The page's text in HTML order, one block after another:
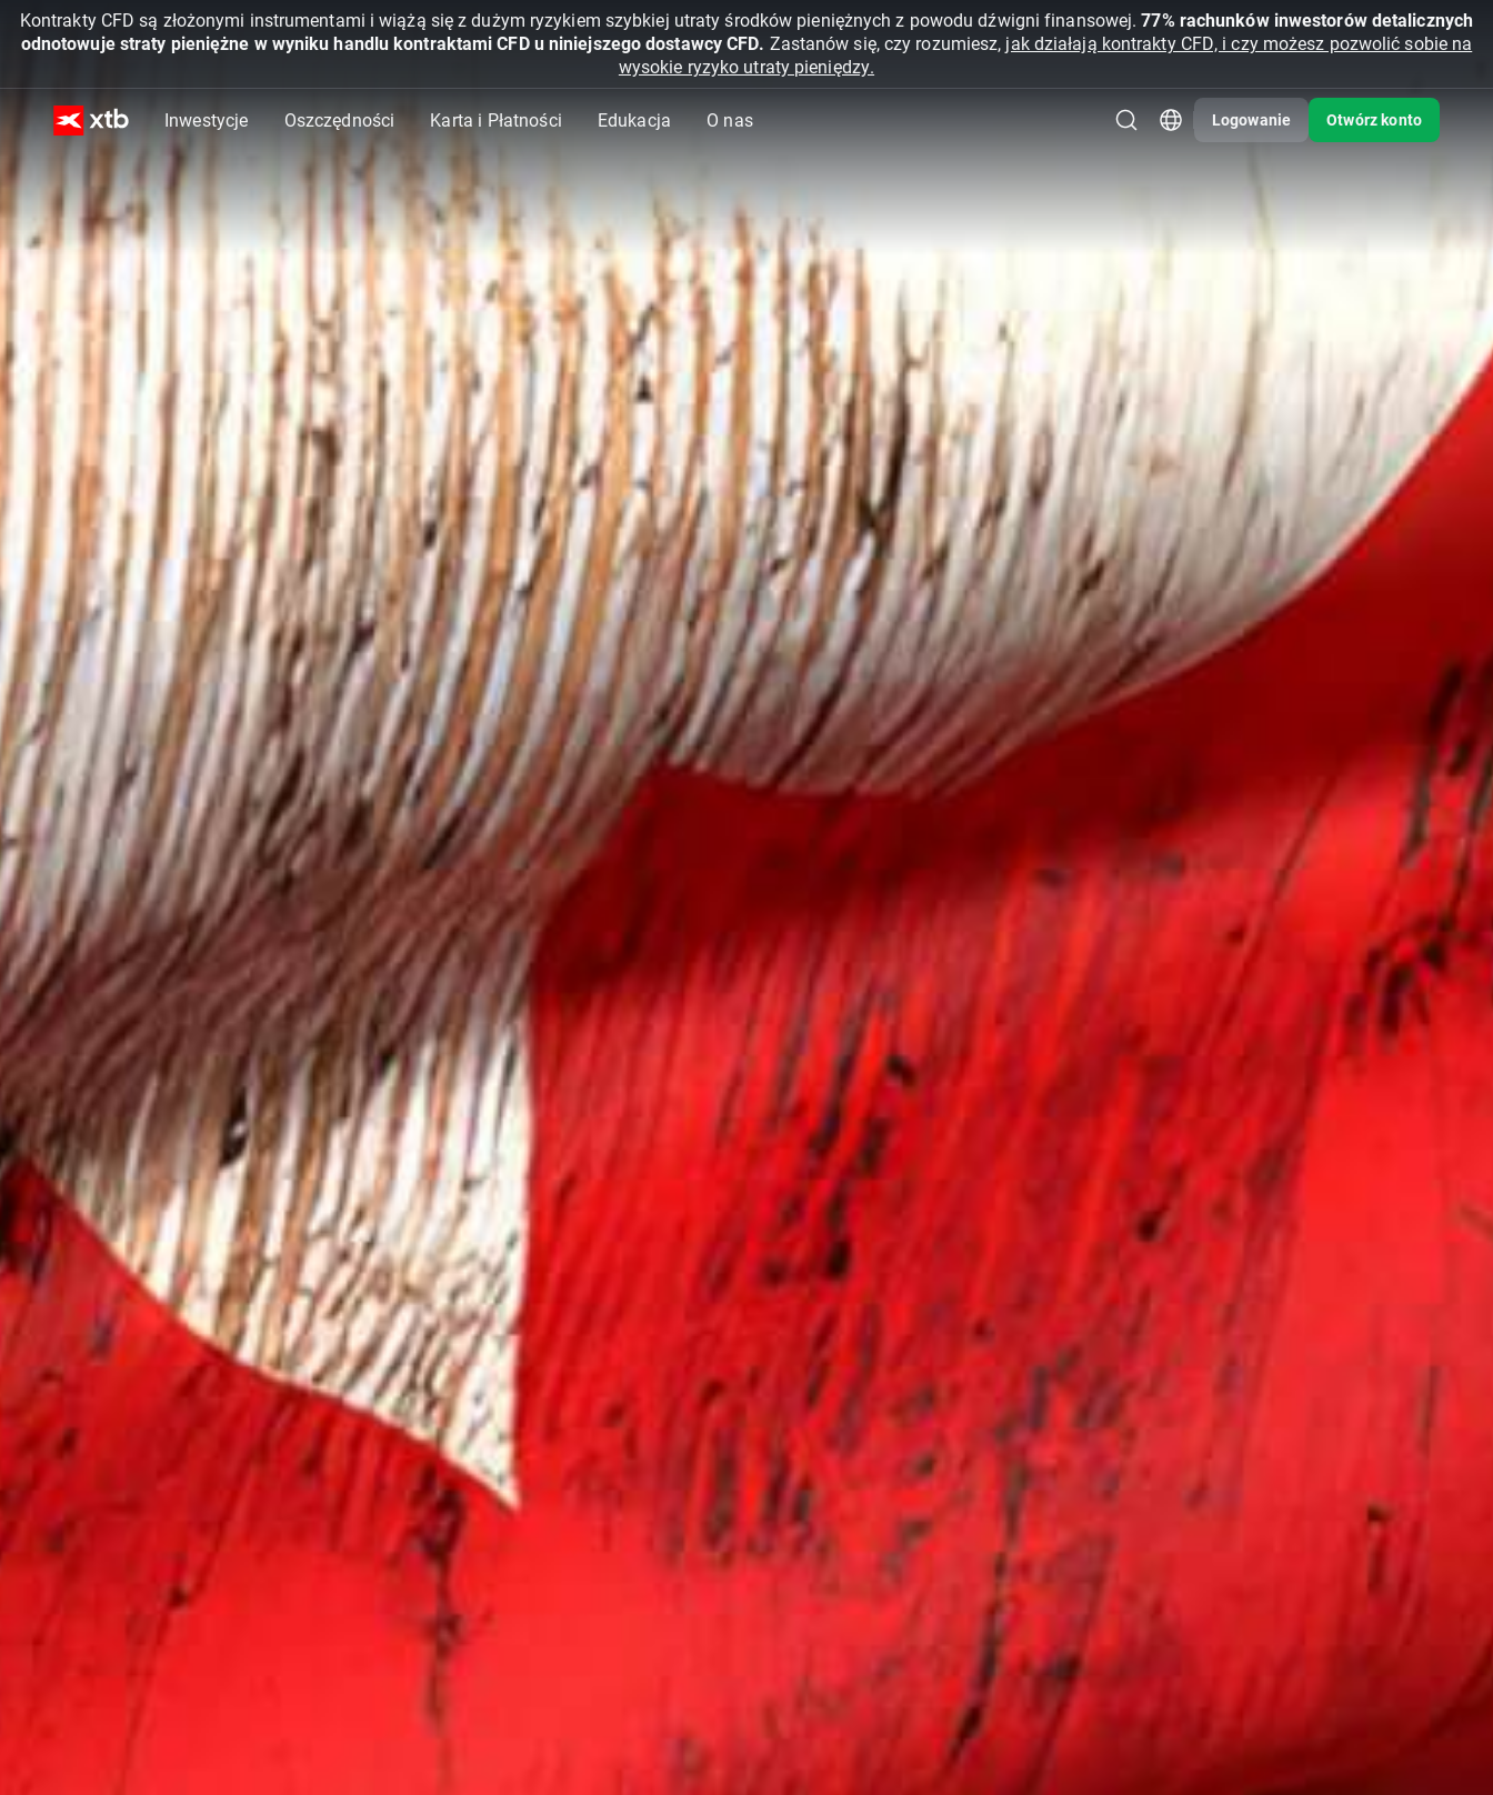
Kontrakty CFD są złożonymi instrumentami i wiążą się z dużym ryzykiem szybkiej utraty środków pieniężnych z powodu dźwigni finansowej.77% rachunków inwestorów detalicznych
odnotowuje straty pieniężne w wyniku handlu kontraktami CFD u niniejszego dostawcy CFD. Zastanów się, czy rozumiesz, jak działają kontrakty CFD, i czy możesz pozwolić sobie na
wysokie ryzyko utraty pieniędzy.
Inwestycje Oszczędności Karta i Płatności Edukacja O nas Logowanie Otwórz konto